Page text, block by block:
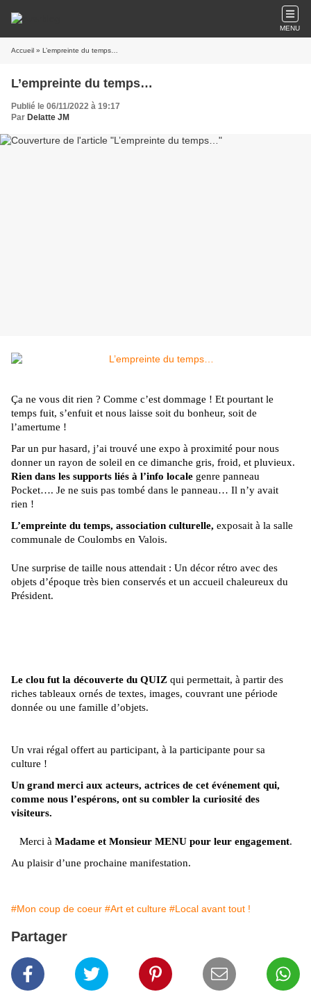
MENU
Accueil » L’empreinte du temps…
L’empreinte du temps…
Publié le 06/11/2022 à 19:17
Par Delatte JM
Ça ne vous dit rien ? Comme c’est dommage ! Et pourtant le
temps fuit, s’enfuit et nous laisse soit du bonheur, soit de
l’amertume !
Par un pur hasard, j’ai trouvé une expo à proximité pour nous
donner un rayon de soleil en ce dimanche gris, froid, et pluvieux.
Rien dans les supports liés à l’info locale genre panneau
Pocket…. Je ne suis pas tombé dans le panneau… Il n’y avait
rien !
L’empreinte du temps, association culturelle, exposait à la salle
communale de Coulombs en Valois.
Une surprise de taille nous attendait : Un décor rétro avec des
objets d’époque très bien conservés et un accueil chaleureux du
Président.
Le clou fut la découverte du QUIZ qui permettait, à partir des
riches tableaux ornés de textes, images, couvrant une période
donnée ou une famille d’objets.
Un vrai régal offert au participant, à la participante pour sa
culture !
Un grand merci aux acteurs, actrices de cet événement qui,
comme nous l’espérons, ont su combler la curiosité des
visiteurs.
Merci à Madame et Monsieur MENU pour leur engagement.
Au plaisir d’une prochaine manifestation.
#Mon coup de coeur #Art et culture #Local avant tout !
Partager